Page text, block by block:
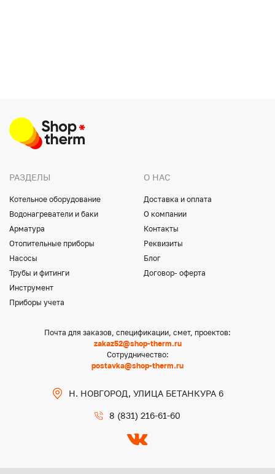
РАЗДЕЛЫ
Котельное оборудование
Водонагреватели и баки
Арматура
Отопительные приборы
Насосы
Трубы и фитинги
Инструмент
Приборы учета
О НАС
Доставка и оплата
О компании
Контакты
Реквизиты
Блог
Договор- оферта
Почта для заказов, спецификации, смет, проектов:
zakaz52@shop-therm.ru
Сотрудничество:
postavka@shop-therm.ru
Н. НОВГОРОД, УЛИЦА БЕТАНКУРА 6
8 (831) 216-61-60